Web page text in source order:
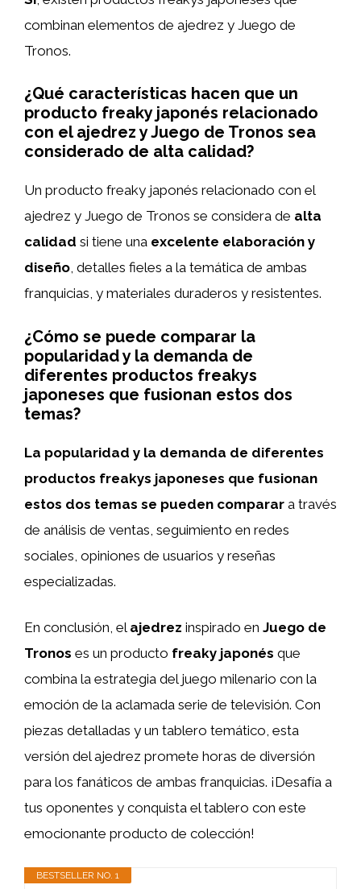
combinan elementos de ajedrez y Juego de
Tronos.
¿Qué características hacen que un
producto freaky japonés relacionado
con el ajedrez y Juego de Tronos sea
considerado de alta calidad?
Un producto freaky japonés relacionado con el
ajedrez y Juego de Tronos se considera de alta
calidad si tiene una excelente elaboración y
diseño, detalles fieles a la temática de ambas
franquicias, y materiales duraderos y resistentes.
¿Cómo se puede comparar la
popularidad y la demanda de
diferentes productos freakys
japoneses que fusionan estos dos
temas?
La popularidad y la demanda de diferentes
productos freakys japoneses que fusionan
estos dos temas se pueden comparar a través
de análisis de ventas, seguimiento en redes
sociales, opiniones de usuarios y reseñas
especializadas.
En conclusión, el ajedrez inspirado en Juego de
Tronos es un producto freaky japonés que
combina la estrategia del juego milenario con la
emoción de la aclamada serie de televisión. Con
piezas detalladas y un tablero temático, esta
versión del ajedrez promete horas de diversión
para los fanáticos de ambas franquicias. ¡Desafía a
tus oponentes y conquista el tablero con este
emocionante producto de colección!
BESTSELLER NO. 1